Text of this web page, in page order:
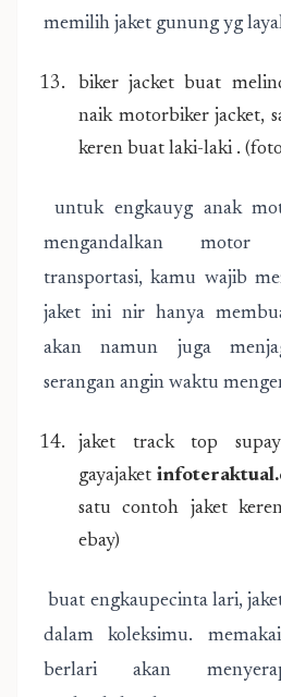
memilih jaket gunung yg
biker jacket buat
naik motorbiker jacket,
keren buat laki-laki .
untuk engkauyg anak
mengandalkan motor
transportasi, kamu wajib
jaket ini nir hanya
akan namun juga
serangan angin waktu
jaket track top
gayajaket
satu contoh jaket
ebay)
buat engkaupecinta lari,
dalam koleksimu.
berlari akan